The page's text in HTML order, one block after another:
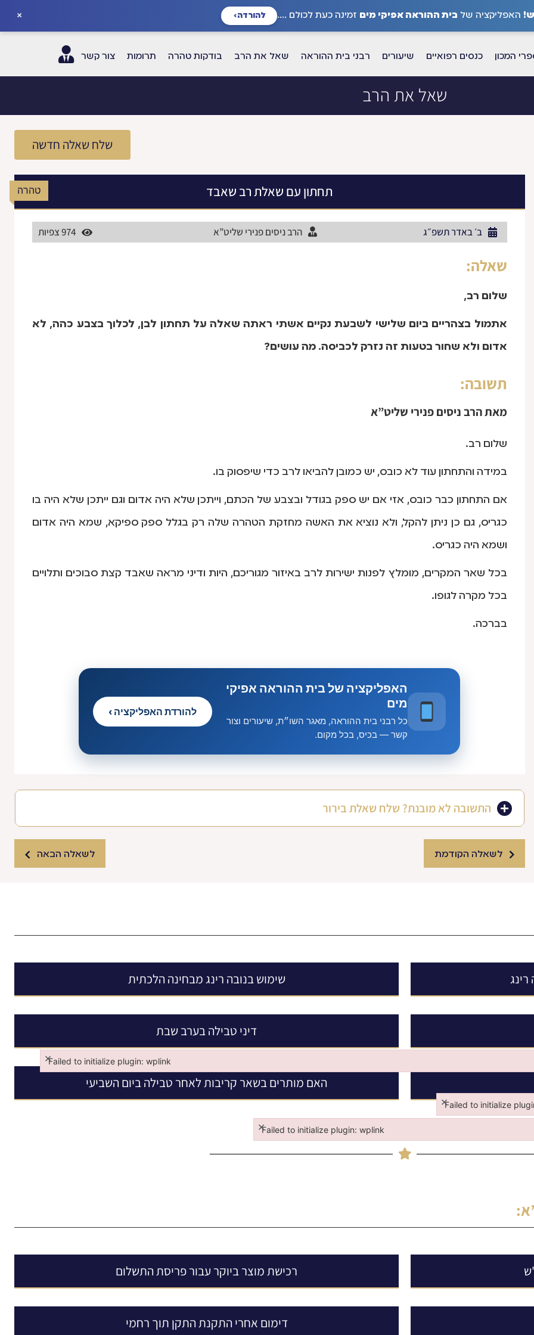
האפליקציה של בית ההוראה אפיקי מים זמינה כעת לכולם .... להורדה›
×
המכון כנסים רפואיים שיעורים רבני בית ההוראה שאל את הרב בודקות טהרה תרומות צור קשר
שאל את הרב
שלח שאלה חדשה
טהרה תחתון עם שאלת רב שאבד
ב׳ באדר תשפ״ג הרב ניסים פנירי שליט”א 974 צפיות
שאלה:
שלום רב,
אתמול בצהריים ביום שלישי לשבעת נקיים אשתי ראתה שאלה על תחתון לבן, לכלוך בצבע כהה, לא
אדום ולא שחור בטעות זה נזרק לכביסה. מה עושים?
תשובה:
מאתהרב ניסים פנירי שליט”א
שלום רב.
במידה והתחתון עוד לא כובס, יש כמובן להביאו לרב כדי שיפסוק בו.
אם התחתון כבר כובס, אזי אם יש ספק בגודל ובצבע של הכתם, וייתכן שלא היה אדום וגם ייתכן שלא היה בו
כגריס, גם כן ניתן להקל, ולא נוציא את האשה מחזקת הטהרה שלה רק בגלל ספק ספיקא, שמא היה אדום
ושמא היה כגריס.
בכל שאר המקרים, מומלץ לפנות ישירות לרב באיזור מגוריכם, היות ודיני מראה שאבד קצת סבוכים ותלויים
בכל מקרה לגופו.
בברכה.
האפליקציה של בית ההוראה אפיקי
מים
כל רבני בית ההוראה, מאגר השו״ת, שיעורים וצור
קשר — בכיס, בכל מקום.
להורדת האפליקציה ›
התשובה לא מובנת? שלח שאלת בירור
לשאלה הקודמת לשאלה הבאה
שימוש בנובה רינג מבחינה הלכתית
דיני טבילה בערב שבת
האם מותרים בשאר קריבות לאחר טבילה ביום השביעי
:
רכישת מוצר ביוקר עבור פריסת התשלום
דימום אחרי התקנת התקן תוך רחמי
Failed to initialize plugin: wplink
×
Failed to initialize plugin: wplink
Failed to initialize
×
Failed to initialize
Failed to initialize plugin: wplink
×
Failed to initialize plugin: wplink